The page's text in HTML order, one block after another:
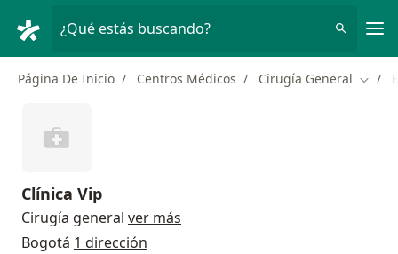
¿Qué estás buscando?
Página De Inicio Centros Médicos Cirugía General
Clínica Vip
Cirugía general ver más
Bogotá 1 dirección